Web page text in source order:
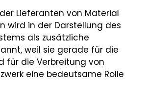
Lieferanten von Material
wird in der Darstellung des
als zusätzliche
weil sie gerade für die
für die Verbreitung von
eine bedeutsame Rolle